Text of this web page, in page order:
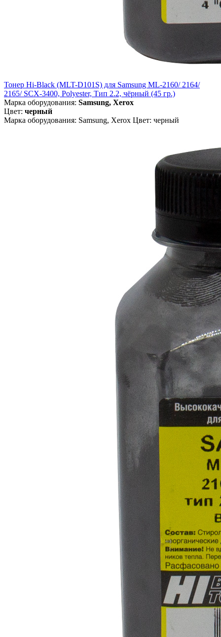
Тонер Hi-Black (MLT-D101S) для Samsung ML-2160/ 2164/
2165/ SCX-3400, Polyester, Тип 2.2, чёрный (45 гр.)
Марка оборудования: Samsung, Xerox
Цвет: черный
Марка оборудования: Samsung, Xerox Цвет: черный